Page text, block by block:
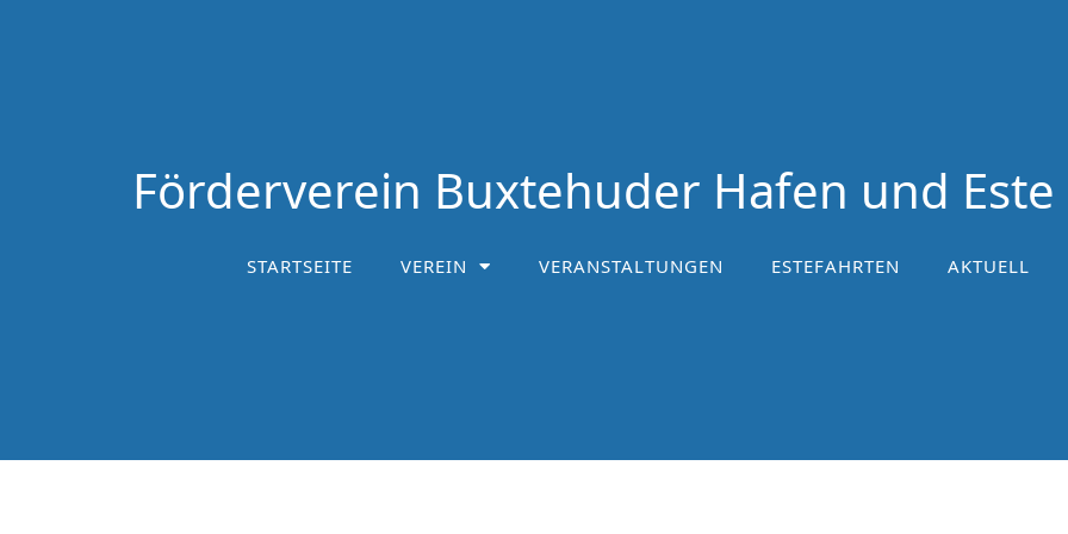
Förderverein Buxtehuder Hafen und Este
STARTSEITE VEREIN VERANSTALTUNGEN ESTEFAHRTEN AKTUELL